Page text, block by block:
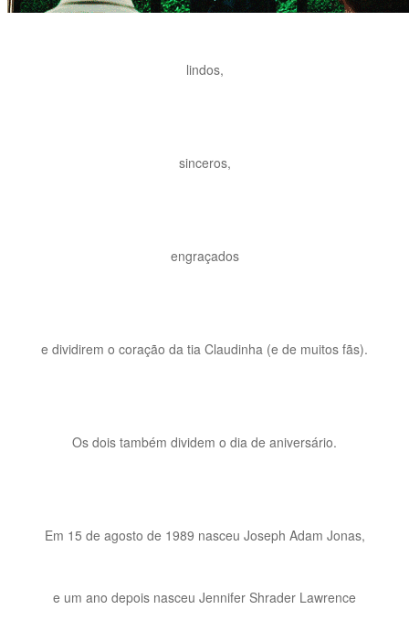
lindos,
sinceros,
engraçados
e dividirem o coração da tia Claudinha (e de muitos fãs).
Os dois também dividem o dia de aniversário.
Em 15 de agosto de 1989 nasceu Joseph Adam Jonas,
e um ano depois nasceu Jennifer Shrader Lawrence